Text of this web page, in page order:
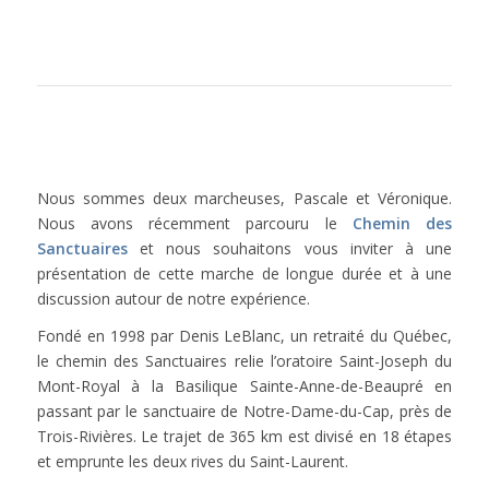
Nous sommes deux marcheuses, Pascale et Véronique.
Nous avons récemment parcouru le Chemin des
Sanctuaireset nous souhaitons vous inviter à une
présentation de cette marche de longue durée et à une
discussion autour de notre expérience.
Fondé en 1998 par Denis LeBlanc, un retraité du Québec,
le chemin des Sanctuaires relie l’oratoire Saint-Joseph du
Mont-Royal à la Basilique Sainte-Anne-de-Beaupré en
passant par le sanctuaire de Notre-Dame-du-Cap, près de
Trois-Rivières. Le trajet de 365 km est divisé en 18 étapes
et emprunte les deux rives du Saint-Laurent.